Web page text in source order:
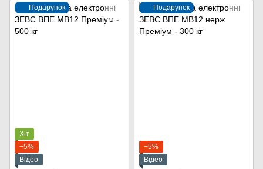
Подарунок
Хіт
−5%
Відео
Подарунок
−5%
Відео